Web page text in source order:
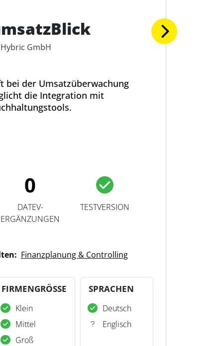
Hybric GmbH
bei der Umsatzüberwachung
die Integration mit
0
DATEV-
ERGÄNZUNGEN
TESTVERSION
Finanzplanung & Controlling
FIRMENGRÖSSE
Klein
Mittel
Groß
SPRACHEN
Deutsch
Englisch